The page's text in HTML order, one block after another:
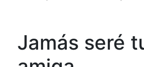
Jamás seré